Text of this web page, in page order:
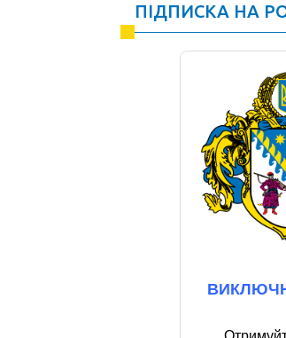
ПІДПИСКА НА